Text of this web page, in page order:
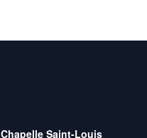
Chapelle Saint-Louis